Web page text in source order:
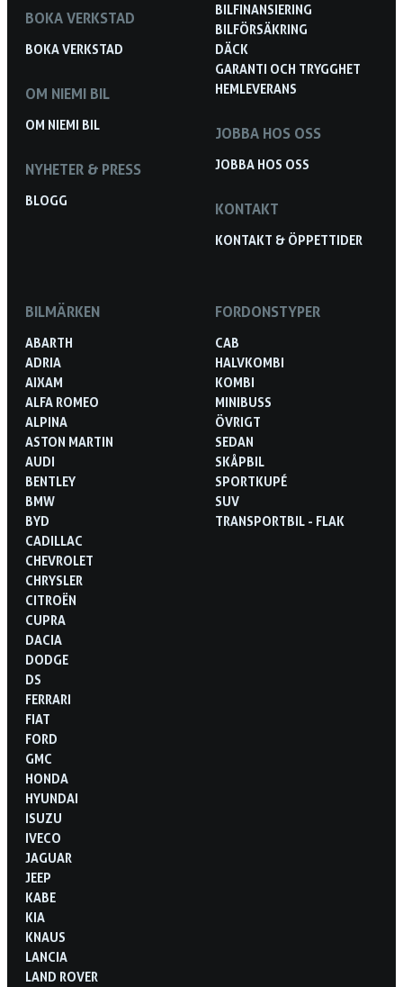
BOKA VERKSTAD
BOKA VERKSTAD
OM NIEMI BIL
OM NIEMI BIL
NYHETER & PRESS
BLOGG
BILFINANSIERING
BILFÖRSÄKRING
DÄCK
GARANTI OCH TRYGGHET
HEMLEVERANS
JOBBA HOS OSS
JOBBA HOS OSS
KONTAKT
KONTAKT & ÖPPETTIDER
BILMÄRKEN
ABARTH
ADRIA
AIXAM
ALFA ROMEO
ALPINA
ASTON MARTIN
AUDI
BENTLEY
BMW
BYD
CADILLAC
CHEVROLET
CHRYSLER
CITROËN
CUPRA
DACIA
DODGE
DS
FERRARI
FIAT
FORD
GMC
HONDA
HYUNDAI
ISUZU
IVECO
JAGUAR
JEEP
KABE
KIA
KNAUS
LANCIA
LAND ROVER
FORDONSTYPER
CAB
HALVKOMBI
KOMBI
MINIBUSS
ÖVRIGT
SEDAN
SKÅPBIL
SPORTKUPÉ
SUV
TRANSPORTBIL - FLAK